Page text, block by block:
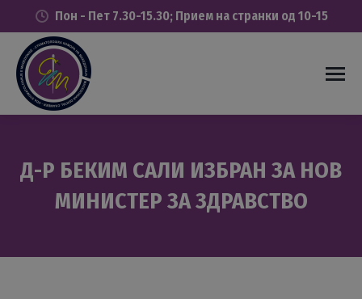
Пон - Пет 7.30-15.30; Прием на странки од 10-15
Д-Р БЕКИМ САЛИ ИЗБРАН ЗА НОВ
МИНИСТЕР ЗА ЗДРАВСТВО